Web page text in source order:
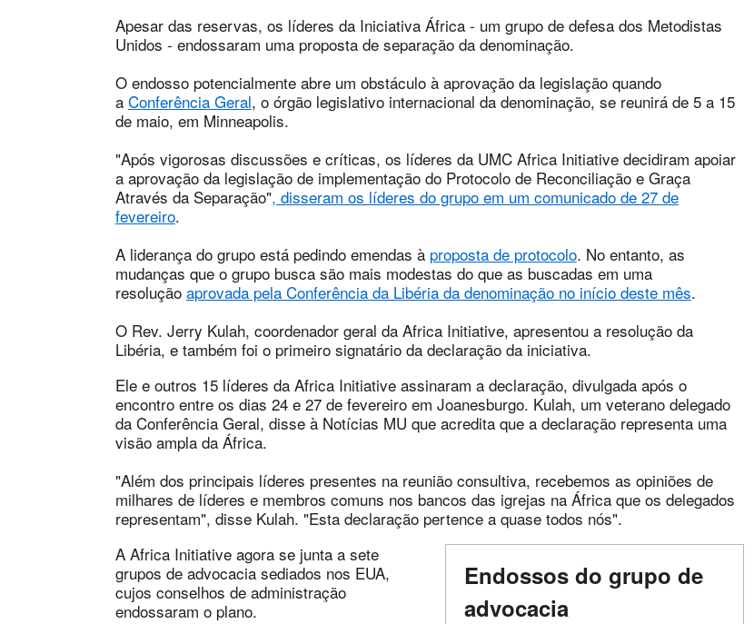
Apesar das reservas, os líderes da Iniciativa África - um grupo de defesa dos Metodistas
Unidos - endossaram uma proposta de separação da denominação.
O endosso potencialmente abre um obstáculo à aprovação da legislação quando
a Conferência Geral, o órgão legislativo internacional da denominação, se reunirá de 5 a 15
de maio, em Minneapolis.
"Após vigorosas discussões e críticas, os líderes da UMC Africa Initiative decidiram apoiar
a aprovação da legislação de implementação do Protocolo de Reconciliação e Graça
Através da Separação", disseram os líderes do grupo em um comunicado de 27 de
fevereiro.
A liderança do grupo está pedindo emendas à proposta de protocolo. No entanto, as
mudanças que o grupo busca são mais modestas do que as buscadas em uma
resolução aprovada pela Conferência da Libéria da denominação no início deste mês.
O Rev. Jerry Kulah, coordenador geral da Africa Initiative, apresentou a resolução da
Libéria, e também foi o primeiro signatário da declaração da iniciativa.
Ele e outros 15 líderes da Africa Initiative assinaram a declaração, divulgada após o
encontro entre os dias 24 e 27 de fevereiro em Joanesburgo. Kulah, um veterano delegado
da Conferência Geral, disse à Notícias MU que acredita que a declaração representa uma
visão ampla da África.
"Além dos principais líderes presentes na reunião consultiva, recebemos as opiniões de
milhares de líderes e membros comuns nos bancos das igrejas na África que os delegados
representam", disse Kulah. "Esta declaração pertence a quase todos nós".
Endossos do grupo de
advocacia
A Africa Initiative agora se junta a sete
grupos de advocacia sediados nos EUA,
cujos conselhos de administração
endossaram o plano.